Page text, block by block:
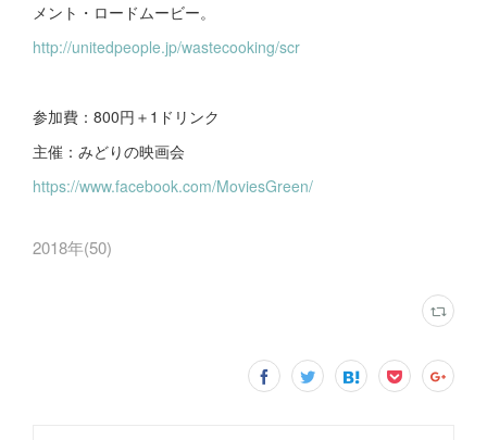
メント・ロードムービー。
http://unitedpeople.jp/wastecooking/scr
参加費：800円＋1ドリンク
主催：みどりの映画会
https://www.facebook.com/MoviesGreen/
2018年(50)